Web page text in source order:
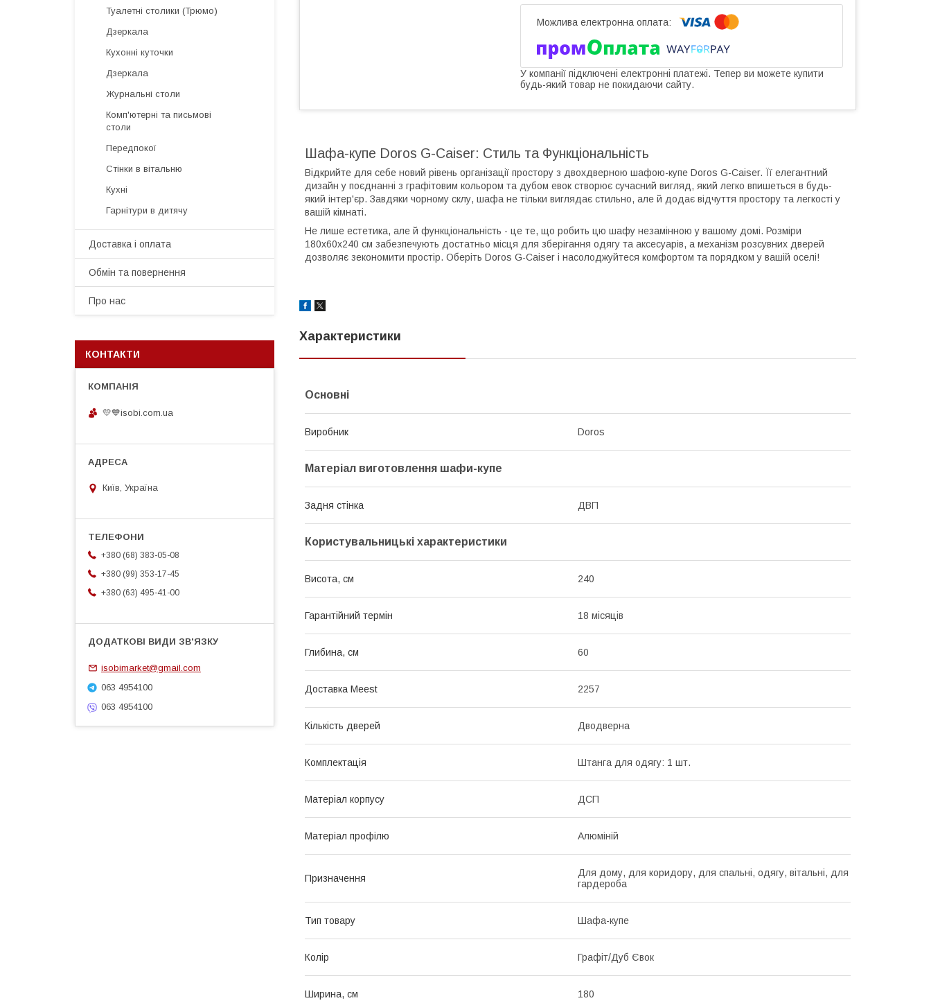
У компанії підключені електронні платежі. Тепер ви можете купити
будь-який товар не покидаючи сайту.
Шафа-купе Doros G-Caiser: Стиль та Функціональність
Відкрийте для себе новий рівень організації простору з двохдверною шафою-купе Doros G-Caiser. Її елегантний
дизайн у поєднанні з графітовим кольором та дубом евок створює сучасний вигляд, який легко впишеться в будь-
який інтер'єр. Завдяки чорному склу, шафа не тільки виглядає стильно, але й додає відчуття простору та легкості у
вашій кімнаті.
Не лише естетика, але й функціональність - це те, що робить цю шафу незамінною у вашому домі. Розміри
180х60х240 см забезпечують достатньо місця для зберігання одягу та аксесуарів, а механізм розсувних дверей
дозволяє зекономити простір. Оберіть Doros G-Caiser і насолоджуйтеся комфортом та порядком у вашій оселі!
Характеристики
Основні
Виробник Doros
Матеріал виготовлення шафи-купе
Задня стінка ДВП
Користувальницькі характеристики
Висота, см 240
Гарантійний термін 18 місяців
Глибина, см 60
Доставка Meest 2257
Кількість дверей Дводверна
Комплектація Штанга для одягу: 1 шт.
Матеріал корпусу ДСП
Матеріал профілю Алюміній
Призначення
Для дому, для коридору, для спальні, одягу, вітальні, для
гардероба
Тип товару Шафа-купе
Колір Графіт/Дуб Євок
Ширина, см 180
Туалетні столики (Трюмо)
Дзеркала
Кухонні куточки
Дзеркала
Журнальні столи
Комп'ютерні та письмові
столи
Передпокої
Стінки в вітальню
Кухні
Гарнітури в дитячу
Доставка і оплата
Обмін та повернення
Про нас
КОНТАКТИ
💛💙isobi.com.ua
Київ, Україна
+380 (68) 383-05-08
+380 (99) 353-17-45
+380 (63) 495-41-00
isobimarket@gmail.com
063 4954100
063 4954100